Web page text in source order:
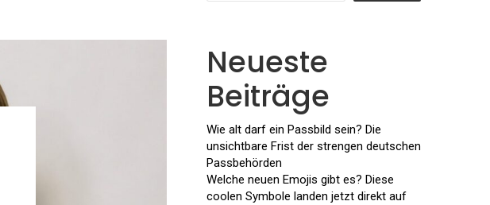
Neueste
Beiträge
Wie alt darf ein Passbild sein? Die
unsichtbare Frist der strengen deutschen
Passbehörden
Welche neuen Emojis gibt es? Diese
coolen Symbole landen jetzt direkt auf